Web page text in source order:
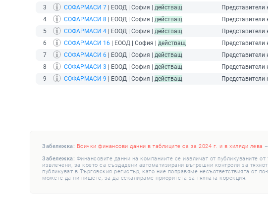
3
СОФАРМАСИ 7 | ЕООД | София | действащ
Представители
4
СОФАРМАСИ 8 | ЕООД | София | действащ
Представители
5
СОФАРМАСИ 4 | ЕООД | София | действащ
Представители
6
СОФАРМАСИ 16 | ЕООД | София | действащ
Представители
7
СОФАРМАСИ 6 | ЕООД | София | действащ
Представители
8
СОФАРМАСИ 3 | ЕООД | София | действащ
Представители
9
СОФАРМАСИ 9 | ЕООД | София | действащ Представители
Забележка: Всички финансови данни в таблиците са за 2024 г. и в хиляди лева
Забележка: Финансовите данни на компаниите се извличат от публикуваните
извлечени, за което са създадени автоматизирани вътрешни контроли за
публикуват в Търговския регистър, като ние поправяме несъответствията от
можете да ни пишете, за да ескалираме приоритета за тяхната корекция.